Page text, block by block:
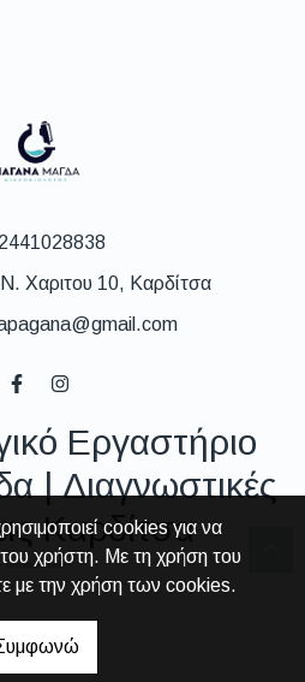
2441028838
Χαριτου 10, Καρδίτσα
Εργαστήριο
| Διαγνωστικές
Καρδίτσα
cookies για να
του χρήστη. Με τη χρήση του
με την χρήση των cookies.